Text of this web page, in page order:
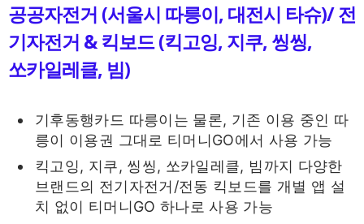
공공자전거 (서울시 따릉이, 대전시 타슈)/ 전
기자전거 & 킥보드 (킥고잉, 지쿠, 씽씽,
쏘카일레클, 빔)
기후동행카드 따릉이는 물론, 기존 이용 중인 따
릉이 이용권 그대로 티머니GO에서 사용 가능
킥고잉, 지쿠, 씽씽, 쏘카일레클, 빔까지 다양한
브랜드의 전기자전거/전동 킥보드를 개별 앱 설
치 없이 티머니GO 하나로 사용 가능